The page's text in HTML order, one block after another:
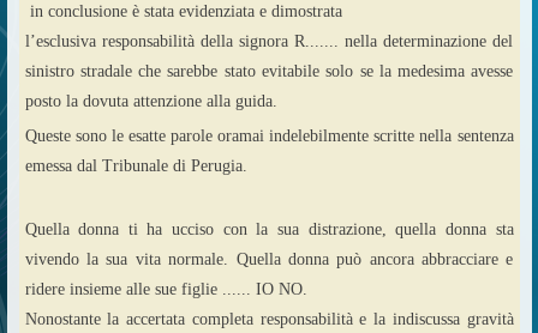
in conclusione è stata evidenziata e dimostrata
l’esclusiva responsabilità della signora R....... nella determinazione del
sinistro stradale che sarebbe stato evitabile solo se la medesima avesse
posto la dovuta attenzione alla guida.
Queste sono le esatte parole oramai indelebilmente scritte nella sentenza
emessa dal Tribunale di Perugia.
Quella donna ti ha ucciso con la sua distrazione, quella donna sta
vivendo la sua vita normale. Quella donna può ancora abbracciare e
ridere insieme alle sue figlie ...... IO NO.
Nonostante la accertata completa responsabilità e la indiscussa gravità